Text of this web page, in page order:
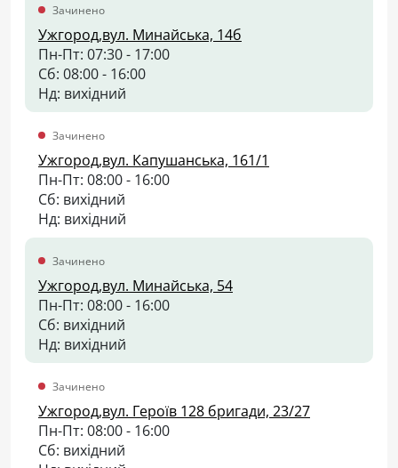
Зачинено
Ужгород,вул. Минайська, 14б
Пн-Пт: 07:30 - 17:00
Сб: 08:00 - 16:00
Нд: вихідний
Зачинено
Ужгород,вул. Капушанська, 161/1
Пн-Пт: 08:00 - 16:00
Сб: вихідний
Нд: вихідний
Зачинено
Ужгород,вул. Минайська, 54
Пн-Пт: 08:00 - 16:00
Сб: вихідний
Нд: вихідний
Зачинено
Ужгород,вул. Героїв 128 бригади, 23/27
Пн-Пт: 08:00 - 16:00
Сб: вихідний